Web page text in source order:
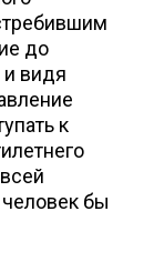
до
видя
к
человек бы